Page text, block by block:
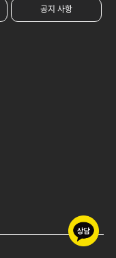
공지 사항